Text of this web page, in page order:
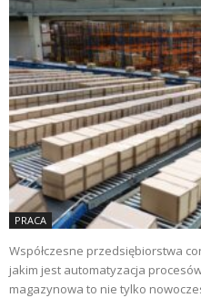
PRACA
Współczesne przedsiębiorstwa
jakim jest automatyzacja
magazynowa to nie tylko